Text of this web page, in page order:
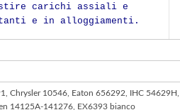
carichi assiali e
e in alloggiamenti.
Chrysler 10546, Eaton 656292, IHC
14125A-141276, EX6393 bianco